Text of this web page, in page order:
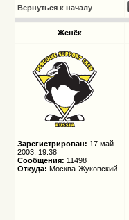
Вернуться к началу
Женёк
Зарегистрирован: 17 май
2003, 19:38
Сообщения: 11498
Откуда: Москва-Жуковский